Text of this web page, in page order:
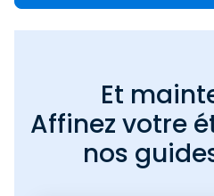
Et
Affinez votre
nos